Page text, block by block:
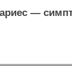
—